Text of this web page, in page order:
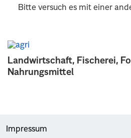
Landwirtschaft, Fischerei,
Nahrungsmittel
Bitte versuch es mit einer
Impressum